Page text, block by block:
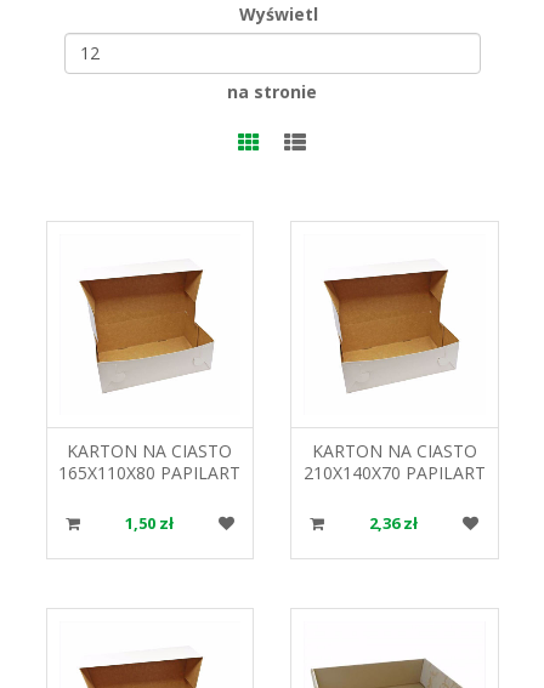
Wyświetl
na stronie
KARTON NA CIASTO
165X110X80 PAPILART
1,50 zł
KARTON NA CIASTO
210X140X70 PAPILART
2,36 zł